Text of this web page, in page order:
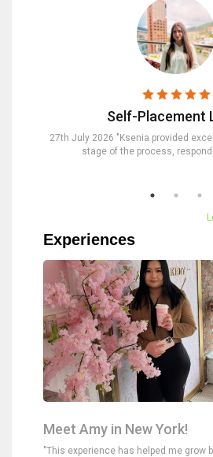
Self-Placement
27th July 2026 "Ksenia provided
stage of the process,
Experiences
Meet Amy in New York!
"This experience has helped me grow